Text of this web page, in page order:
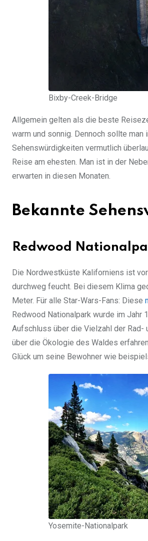
Bixby-Creek-Bridge
Allgemein gelten als die beste
warm und sonnig. Dennoch sollte
Sehenswürdigkeiten vermutlich
Reise am ehesten. Man ist in der
erwarten in diesen Monaten.
Bekannte
Redwood
Die Nordwestküste Kaliforniens ist
durchweg feucht. Bei diesem Klima
Meter. Für alle Star-Wars-Fans: Diese
Redwood Nationalpark wurde im Jahr
Aufschluss über die Vielzahl der Rad-
über die Ökologie des Waldes
Glück um seine Bewohner wie
Yosemite-Nationalpark